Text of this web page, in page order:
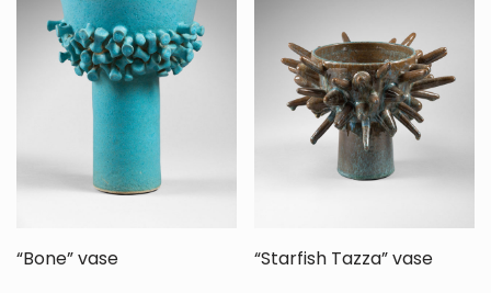
“Bone” vase “Starfish Tazza” vase